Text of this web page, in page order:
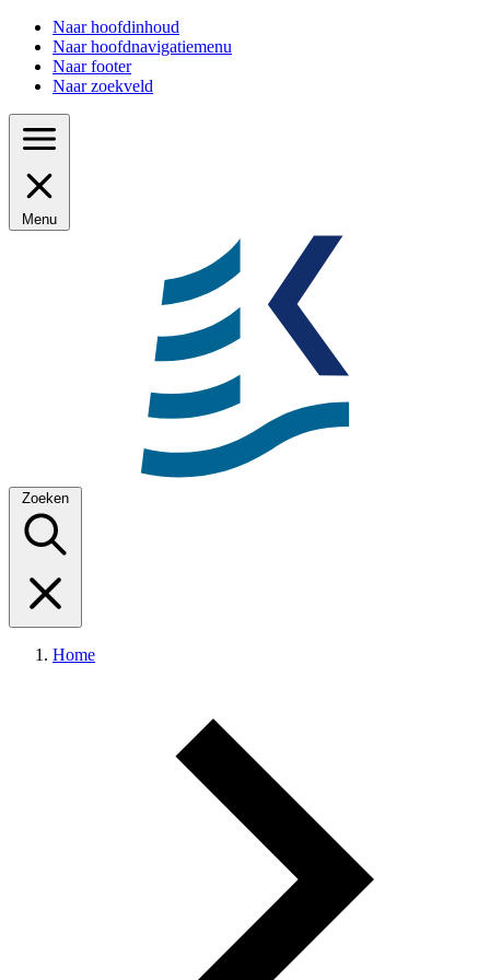
Naar hoofdinhoud
Naar hoofdnavigatiemenu
Naar footer
Naar zoekveld
Menu
Zoeken
Home